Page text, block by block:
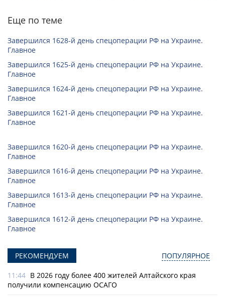
Еще по теме
Завершился 1628-й день спецоперации РФ на Украине.
Главное
Завершился 1625-й день спецоперации РФ на Украине.
Главное
Завершился 1624-й день спецоперации РФ на Украине.
Главное
Завершился 1621-й день спецоперации РФ на Украине.
Главное
Завершился 1620-й день спецоперации РФ на Украине.
Главное
Завершился 1616-й день спецоперации РФ на Украине.
Главное
Завершился 1613-й день спецоперации РФ на Украине.
Главное
Завершился 1612-й день спецоперации РФ на Украине.
Главное
РЕКОМЕНДУЕМ ПОПУЛЯРНОЕ
11:44 В 2026 году более 400 жителей Алтайского края
получили компенсацию ОСАГО